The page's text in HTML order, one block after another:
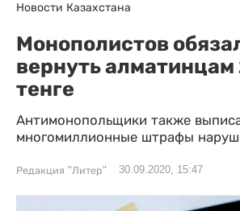
Новости Казахстана
Монополистов
вернуть
тенге
Антимонопольщики также
многомиллионные штрафы
Редакция "Литер" 30.09.2020, 15:47